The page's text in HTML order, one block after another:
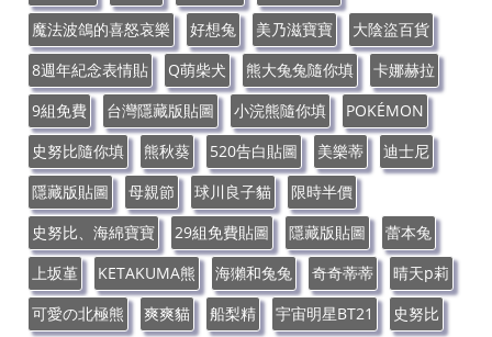
魔法波鴿的喜怒哀樂 好想兔 美乃滋寶寶
大陰盜百貨
8週年紀念表情貼
Q萌柴犬 熊大兔兔隨你填
卡娜赫拉
9組免費
台灣隱藏版貼圖 小浣熊隨你填
POKÉMON
史努比隨你填
熊秋葵 520告白貼圖 美樂蒂
迪士尼
隱藏版貼圖
母親節 球川良子貓
限時半價
史努比、海綿寶寶
29組免費貼圖 隱藏版貼圖
蕾本兔
上坂堇
KETAKUMA熊 海獺和兔兔 奇奇蒂蒂
晴天p莉
可愛の北極熊
爽爽貓 船梨精 宇宙明星BT21
史努比